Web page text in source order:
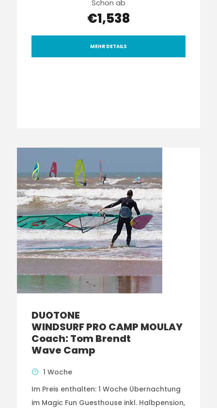
Schon ab
€1,538
MEHR DETAILS
DUOTONE
WINDSURF PRO CAMP MOULAY
Coach: Tom Brendt
Wave Camp
1 Woche
Im Preis enthalten: 1 Woche Übernachtung
im Magic Fun Guesthouse inkl. Halbpension,